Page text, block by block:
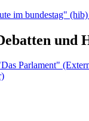
im bundestag" (hib)
und
Parlament"